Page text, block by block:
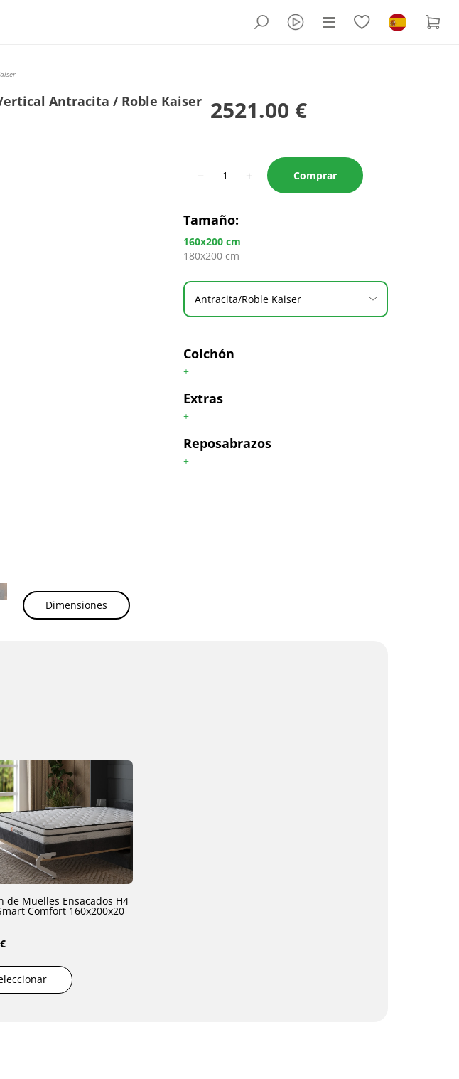
Antracita / Roble Kaiser 2521.00 €
Dimensiones
− + Comprar
Tamaño:
160x200 cm
180x200 cm
Antracita/Roble Kaiser
Colchón
+
Extras
+
Reposabrazos
+
de Muelles Ensacados H4
Comfort 160x200x20